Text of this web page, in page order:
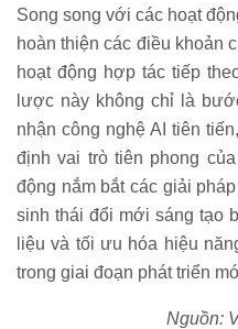
Song song với các hoạt
hoàn thiện các điều khoản
hoạt động hợp tác tiếp
lược này không chỉ là
nhận công nghệ AI tiên
định vai trò tiên phong
động nắm bắt các giải
sinh thái đổi mới sáng tạo
liệu và tối ưu hóa hiệu
trong giai đoạn phát triển
Nguồn: